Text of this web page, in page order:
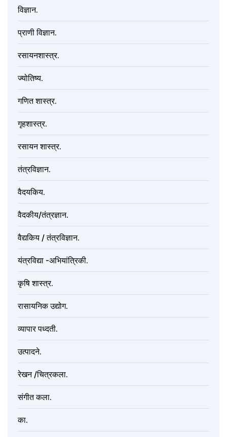
विज्ञान.
प्राणी विज्ञान.
रसायनशास्त्र.
ज्योतिष्य.
गणित शास्त्र.
गृहशास्त्र.
रसायन शास्त्र.
तंत्रविज्ञान.
वैदयकिय.
वैदकीय/तंत्रज्ञान.
वैद्यकिय / तंत्रविज्ञान.
यंत्रविद्या -अभियांत्रिकी.
कृषि शास्त्र.
रासायनिक उद्योग.
व्यापार पध्दती.
उत्पादने.
रेखन /चित्रकला.
संगीत कला.
का.